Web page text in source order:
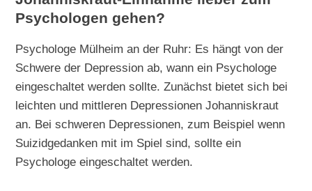
Psychologen gehen?
Psychologe Mülheim an der Ruhr: Es hängt von der
Schwere der Depression ab, wann ein Psychologe
eingeschaltet werden sollte. Zunächst bietet sich bei
leichten und mittleren Depressionen Johanniskraut
an. Bei schweren Depressionen, zum Beispiel wenn
Suizidgedanken mit im Spiel sind, sollte ein
Psychologe eingeschaltet werden.